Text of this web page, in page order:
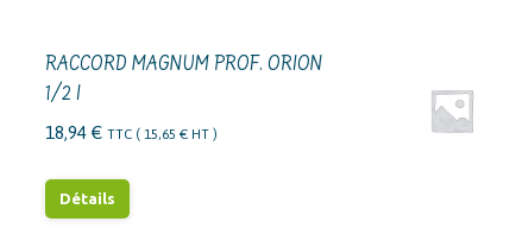
RACCORD MAGNUM PROF. ORION
1/2 I
18,94 € TTC ( 15,65 €HT )
Détails